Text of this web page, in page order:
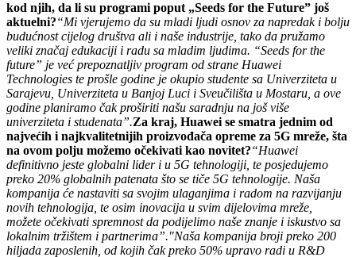
kod njih, da li su programi poput „Seeds for the Future” još
aktuelni?“Mi vjerujemo da su mladi ljudi osnov za napredak i bolju
budućnost cijelog društva ali i naše industrije, tako da pružamo
veliki značaj edukaciji i radu sa mladim ljudima. “Seeds for the
future” je već prepoznatljiv program od strane Huawei
Technologies te prošle godine je okupio studente sa Univerziteta u
Sarajevu, Univerziteta u Banjoj Luci i Sveučilišta u Mostaru, a ove
godine planiramo čak proširiti našu saradnju na još više
univerziteta i studenata”.Za kraj, Huawei se smatra jednim od
najvećih i najkvalitetnijih proizvođača opreme za 5G mreže, šta
na ovom polju možemo očekivati kao novitet?“Huawei
definitivno jeste globalni lider i u 5G tehnologiji, te posjedujemo
preko 20% globalnih patenata što se tiče 5G tehnologije. Naša
kompanija će nastaviti sa svojim ulaganjima i radom na razvijanju
novih tehnologija, te osim inovacija u svim dijelovima mreže,
možete očekivati spremnost da podijelimo naše znanje i iskustvo sa
lokalnim tržištem i partnerima”."Naša kompanija broji preko 200
hiljada zaposlenih, od kojih čak preko 50% upravo radi u R&D